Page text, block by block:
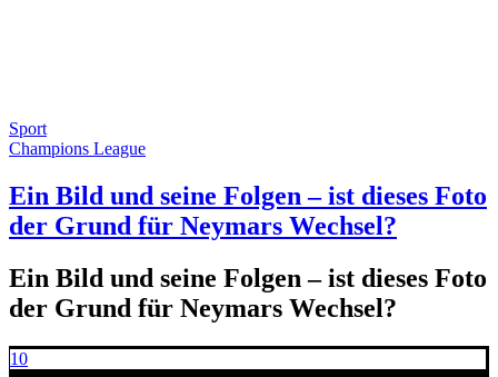
Sport
Champions League
Ein Bild und seine Folgen – ist dieses Foto
der Grund für Neymars Wechsel?
Ein Bild und seine Folgen – ist dieses Foto
der Grund für Neymars Wechsel?
10